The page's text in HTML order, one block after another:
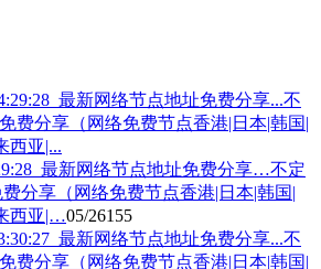
最新网络节点地址免费分享…不定
分享（网络免费节点香港|日本|韩国|
西亚|…05/26155